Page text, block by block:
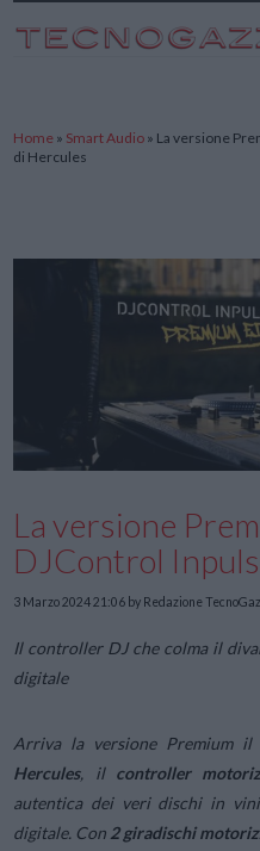
Home » Smart Audio » La versione
di Hercules
La versione
DJControl
3 Marzo 2024 21:06 by Redazione
Il controller DJ che colma il
digitale
Arriva la versione Premium il
Hercules, il controller
autentica dei veri dischi in
digitale. Con 2 giradischi